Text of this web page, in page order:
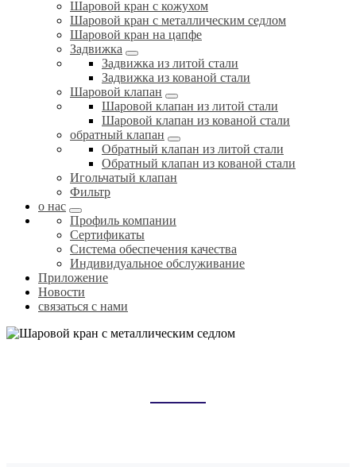
Шаровой кран с кожухом
Шаровой кран с металлическим седлом
Шаровой кран на цапфе
Задвижка
Задвижка из литой стали
Задвижка из кованой стали
Шаровой клапан
Шаровой клапан из литой стали
Шаровой клапан из кованой стали
обратный клапан
Обратный клапан из литой стали
Обратный клапан из кованой стали
Игольчатый клапан
Фильтр
о нас
Профиль компании
Сертификаты
Система обеспечения качества
Индивидуальное обслуживание
Приложение
Новости
связаться с нами